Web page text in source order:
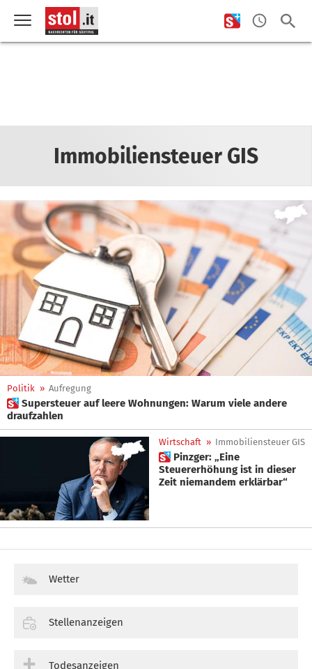
Immobiliensteuer GIS
Politik » Aufregung
 Supersteuer auf leere Wohnungen: Warum viele andere
draufzahlen
Wirtschaft » Immobiliensteuer GIS
 Pinzger: „Eine
Steuererhöhung ist in dieser
Zeit niemandem erklärbar“
Wetter
Stellenanzeigen
Todesanzeigen